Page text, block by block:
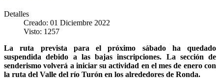
Detalles
Creado: 01 Diciembre 2022
Visto: 1257
La ruta prevista para el próximo sábado ha quedado
suspendida debido a las bajas inscripciones. La sección de
senderismo volverá a iniciar su actividad en el mes de enero con
la ruta del Valle del río Turón en los alrededores de Ronda.